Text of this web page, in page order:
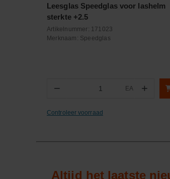
Leesglas Speedglas voor lashelm
sterkte +2.5
Artikelnummer: 171023
Merknaam: Speedglas
− EA +
Controleer voorraad
Altijd het laatste